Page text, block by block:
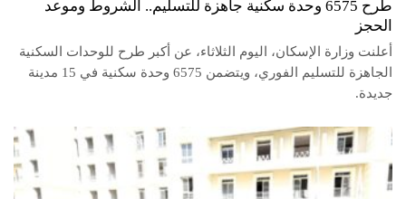
طرح 6575 وحدة سكنية جاهزة للتسليم.. الشروط وموعد
الحجز
أعلنت وزارة الإسكان، اليوم الثلاثاء، عن أكبر طرح للوحدات السكنية
الجاهزة للتسليم الفوري، ويتضمن 6575 وحدة سكنية في 15 مدينة
جديدة.